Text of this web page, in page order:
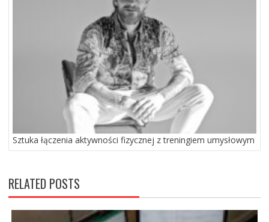
Sztuka łączenia aktywności fizycznej z treningiem umysłowym
RELATED POSTS